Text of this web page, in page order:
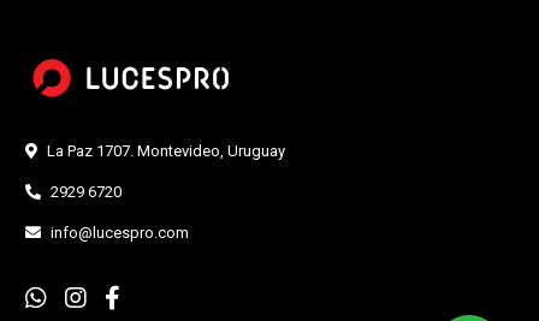
La Paz 1707. Montevideo, Uruguay
2929 6720
info@lucespro.com